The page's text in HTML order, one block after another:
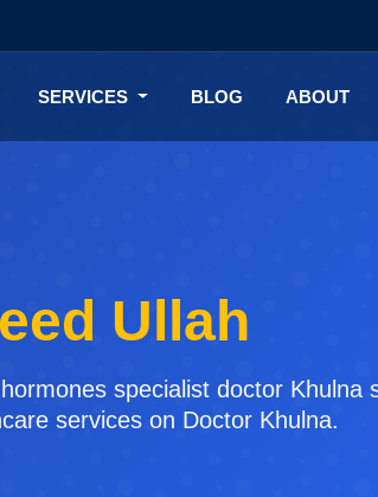
SERVICES BLOG ABOUT
Ullah
specialist doctor Khulna
services on Doctor Khulna.